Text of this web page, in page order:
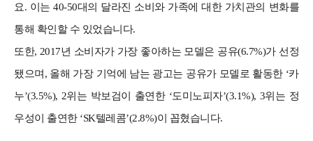
요. 이는 40-50대의 달라진 소비와 가족에 대한 가치관의 변화를
통해 확인할 수 있었습니다.
또한, 2017년 소비자가 가장 좋아하는 모델은 공유(6.7%)가 선정
됐으며, 올해 가장 기억에 남는 광고는 공유가 모델로 활동한 ‘카
누’(3.5%), 2위는 박보검이 출연한 ‘도미노피자’(3.1%), 3위는 정
우성이 출연한 ‘SK텔레콤’(2.8%)이 꼽혔습니다.